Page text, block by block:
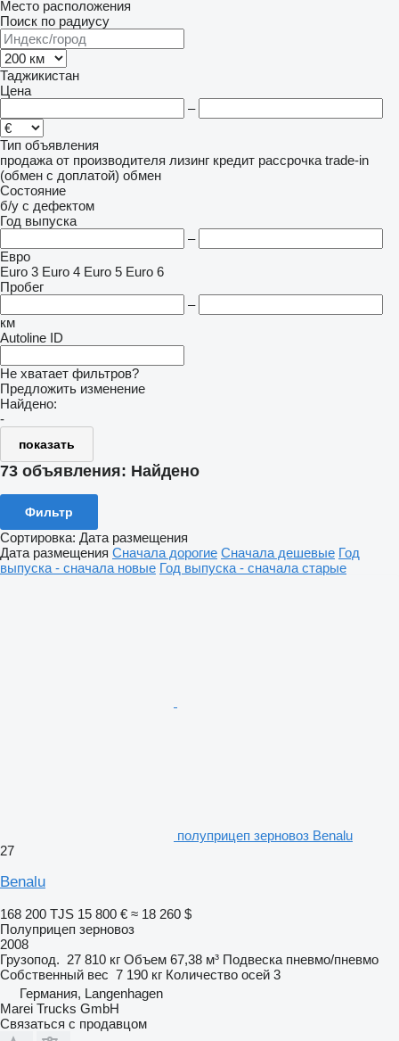
Место расположения
Поиск по радиусу
Таджикистан
Цена
–
Тип объявления
продажа от производителя лизинг кредит рассрочка trade-in
(обмен с доплатой) обмен
Состояние
б/у с дефектом
Год выпуска
–
Евро
Euro 3 Euro 4 Euro 5 Euro 6
Пробег
–
км
Autoline ID
Не хватает фильтров?
Предложить изменение
Найдено:
-
показать
73 объявления: Найдено
Фильтр
Сортировка: Дата размещения
Дата размещения Сначала дорогие Сначала дешевые Год
выпуска - сначала новые Год выпуска - сначала старые
полуприцеп зерновоз Benalu
27
Benalu
168 200 TJS 15 800 € ≈ 18 260 $
Полуприцеп зерновоз
2008
Грузопод. 27 810 кг Объем 67,38 м³ Подвеска пневмо/пневмо
Собственный вес 7 190 кг Количество осей 3
Германия, Langenhagen
Marei Trucks GmbH
Связаться с продавцом